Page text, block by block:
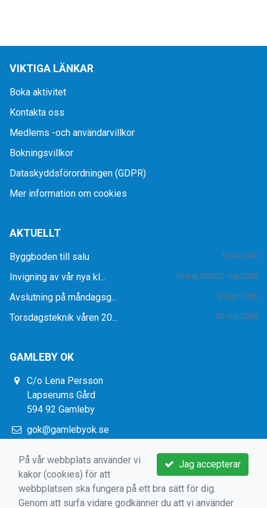
VIKTIGA LÄNKAR
Boka aktivitet
Kontakta oss
Medlems -och användarvillkor
Bokningsvillkor
Dataskyddsförordningen (GDPR)
Mer information om cookies
AKTUELLT
Byggboden till salu 10 jul 2026
27 maj 2026
Invigning av vår nya kl... 19 maj 2026
Avslutning på måndagsg... 21 apr 2026
Torsdagsteknik våren 20... 30 mar 2026
GAMLEBY OK
C/o Lena Persson
Lapserums Gård
594 92 Gamleby
gok@gamlebyok.se
Jag accepterar
På vår webbplats använder vi
kakor (cookies) för att
webbplatsen ska fungera på ett bra sätt för dig.
Genom att surfa vidare godkänner du att vi använder